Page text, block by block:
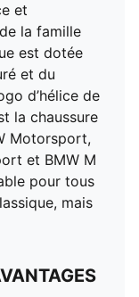
et
la famille
est dotée
et du
d’hélice de
la chaussure
Motorsport,
et BMW M
pour tous
mais